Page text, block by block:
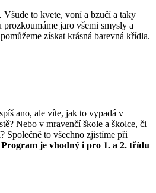
to kvete, voní a bzučí a taky
prozkoumáme jaro všemi smysly a
získat krásná barevná křídla.
ano, ale víte, jak to vypadá v
Nebo v mravenčí škole a školce, či
Společně to všechno zjistíme při
Program je vhodný i pro 1. a 2. třídu